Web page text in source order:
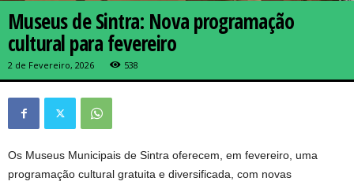
Museus de Sintra: Nova programação
cultural para fevereiro
2 de Fevereiro, 2026 538
Os Museus Municipais de Sintra oferecem, em fevereiro, uma
programação cultural gratuita e diversificada, com novas